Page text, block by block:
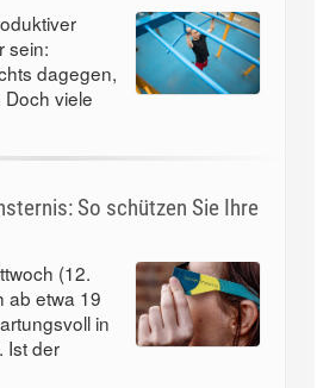
sein:
dagegen,
viele
So schützen Sie Ihre
(12.
ab etwa 19
in
Ist der